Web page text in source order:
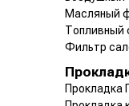
Масляный
Топливный
Фильтр
Прокладка